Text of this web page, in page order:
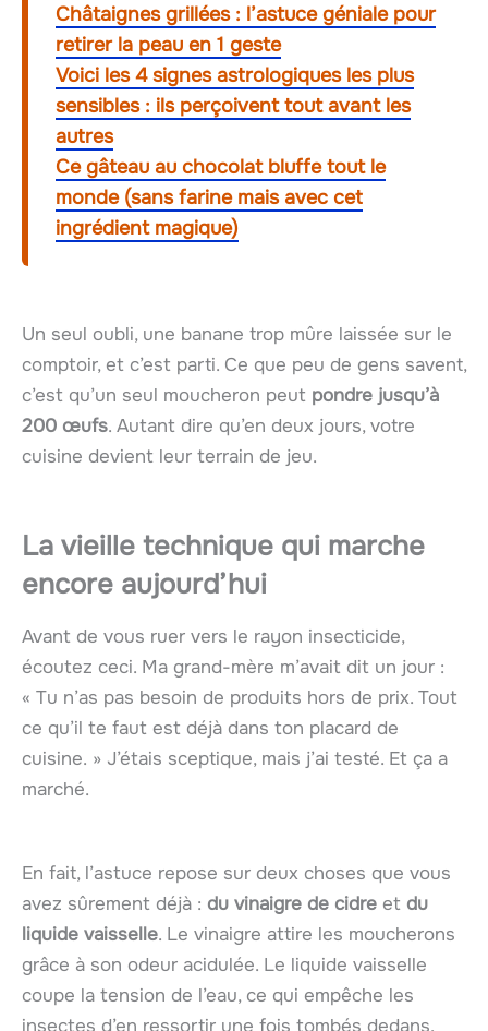
Châtaignes grillées : l’astuce géniale pour
retirer la peau en 1 geste
Voici les 4 signes astrologiques les plus
sensibles : ils perçoivent tout avant les
autres
Ce gâteau au chocolat bluffe tout le
monde (sans farine mais avec cet
ingrédient magique)
Un seul oubli, une banane trop mûre laissée sur le
comptoir, et c’est parti. Ce que peu de gens savent,
c’est qu’un seul moucheron peut pondre jusqu’à
200 œufs. Autant dire qu’en deux jours, votre
cuisine devient leur terrain de jeu.
La vieille technique qui marche
encore aujourd’hui
Avant de vous ruer vers le rayon insecticide,
écoutez ceci. Ma grand-mère m’avait dit un jour :
« Tu n’as pas besoin de produits hors de prix. Tout
ce qu’il te faut est déjà dans ton placard de
cuisine. » J’étais sceptique, mais j’ai testé. Et ça a
marché.
En fait, l’astuce repose sur deux choses que vous
avez sûrement déjà : du vinaigre de cidre et du
liquide vaisselle. Le vinaigre attire les moucherons
grâce à son odeur acidulée. Le liquide vaisselle
coupe la tension de l’eau, ce qui empêche les
insectes d’en ressortir une fois tombés dedans.